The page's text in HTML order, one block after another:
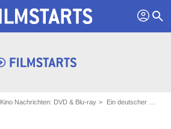
profil search
Kino Nachrichten: DVD & Blu-ray Ein deutscher Film auf einem 2. Platz: Das sind die erfolgreichsten Netflix-Filme und -Serien 2022